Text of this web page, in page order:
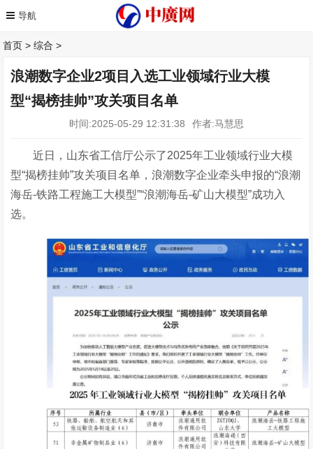
首页 >综合 >
浪潮数字企业2项目入选工业领域行业大模
型“揭榜挂帅”攻关项目名单
时间:2025-05-29 12:31:38 作者:马慧思
近日，山东省工信厅公示了2025年工业领域行业大模
型“揭榜挂帅”攻关项目名单，浪潮数字企业牵头申报的“浪潮
海岳-铁路工程施工大模型”“浪潮海岳-矿山大模型”成功入
选。